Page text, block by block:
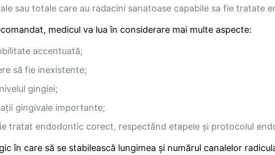
sau totale care au radacini sanatoase capabile sa fie tratate
medicul va lua în considerare mai multe aspecte:
accentuată;
să fie inexistente;
gingiei;
gingivale importante;
tratat endodontic corect, respectând etapele și protocolul
în care să se stabilească lungimea și numărul canalelor